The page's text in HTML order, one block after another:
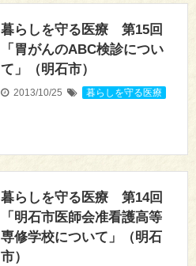
暮らしを守る医療 第15回
「胃がんのABC検診につい
て」（明石市）
2013/10/25 暮らしを守る医療
暮らしを守る医療 第14回
「明石市医師会准看護高等
専修学校について」（明石
市）